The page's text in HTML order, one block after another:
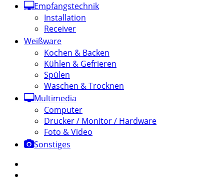
Empfangstechnik
Installation
Receiver
Weißware
Kochen & Backen
Kühlen & Gefrieren
Spülen
Waschen & Trocknen
Multimedia
Computer
Drucker / Monitor / Hardware
Foto & Video
Sonstiges